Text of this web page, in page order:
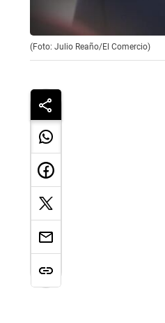
(Foto: Julio Reaño/El Comercio)